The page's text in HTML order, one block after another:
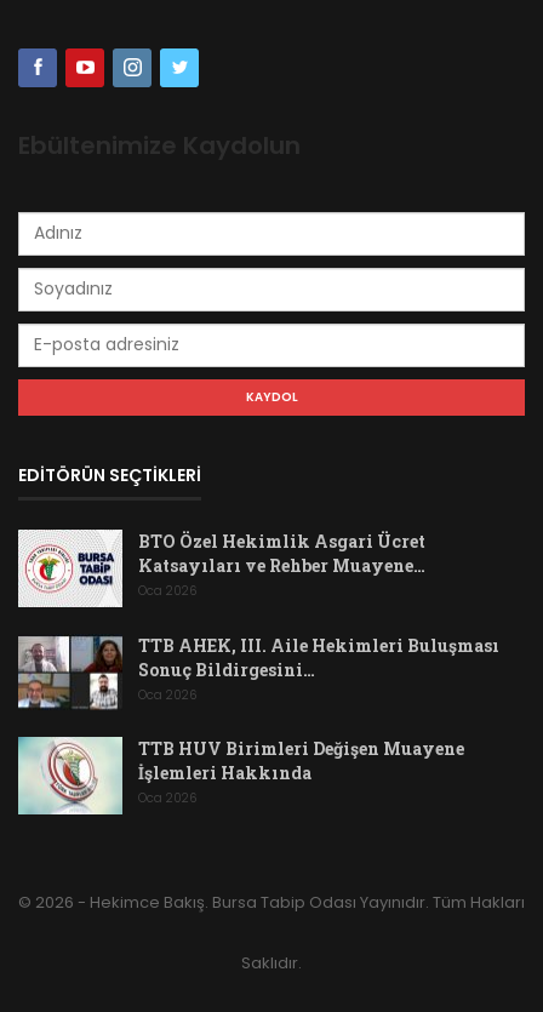
Ebültenimize Kaydolun
EDİTÖRÜN SEÇTİKLERİ
BTO Özel Hekimlik Asgari Ücret
Katsayıları ve Rehber Muayene…
Oca 2026
TTB AHEK, III. Aile Hekimleri Buluşması
Sonuç Bildirgesini…
Oca 2026
TTB HUV Birimleri Değişen Muayene
İşlemleri Hakkında
Oca 2026
© 2026 - Hekimce Bakış. Bursa Tabip Odası Yayınıdır. Tüm Hakları
Saklıdır.